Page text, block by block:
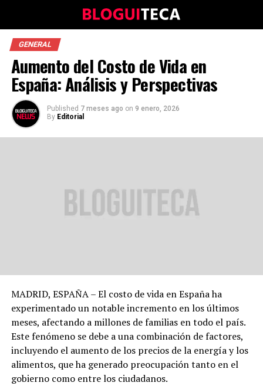
GENERAL
Aumento del Costo de Vida en
España: Análisis y Perspectivas
Published 7 meses ago on 9 enero, 2026
By Editorial
MADRID, ESPAÑA – El costo de vida en España ha
experimentado un notable incremento en los últimos
meses, afectando a millones de familias en todo el país.
Este fenómeno se debe a una combinación de factores,
incluyendo el aumento de los precios de la energía y los
alimentos, que ha generado preocupación tanto en el
gobierno como entre los ciudadanos.